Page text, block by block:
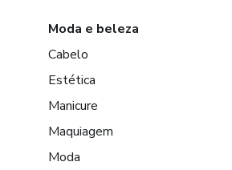
Moda e beleza
Cabelo
Estética
Manicure
Maquiagem
Moda